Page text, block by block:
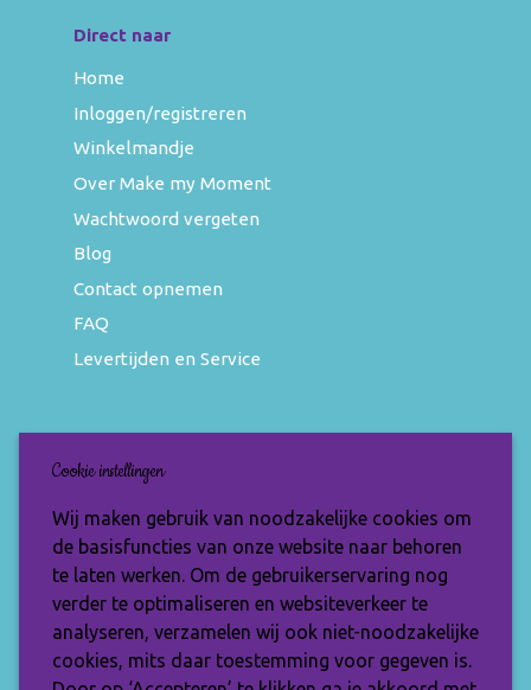
Direct naar
Home
Inloggen/registreren
Winkelmandje
Over Make my Moment
Wachtwoord vergeten
Blog
Contact opnemen
FAQ
Levertijden en Service
Nieuwsbrief
Wil jij op de hoogte blijven van de nieuwste
items en speciale aanbiedingen? Vul je e-
mailadres dan in en ontvang de Make My
Moment nieuwsbrief.
Cookie instellingen
Wij maken gebruik van noodzakelijke cookies om
de basisfuncties van onze website naar behoren
te laten werken. Om de gebruikerservaring nog
verder te optimaliseren en websiteverkeer te
analyseren, verzamelen wij ook niet-noodzakelijke
cookies, mits daar toestemming voor gegeven is.